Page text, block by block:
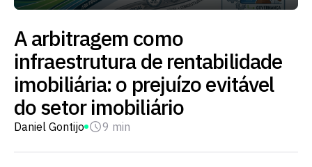
A arbitragem como
infraestrutura de rentabilidade
imobiliária: o prejuízo evitável
do setor imobiliário
Daniel Gontijo 9 min